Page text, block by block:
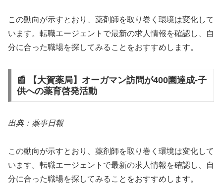
この動向が示すとおり、薬剤師を取り巻く環境は変化して
います。転職エージェントで最新の求人情報を確認し、自
分に合った職場を探してみることをおすすめします。
📰 【大賀薬局】オーガマン訪問が400園達成‐子
供への薬育啓発活動
出典：薬事日報
この動向が示すとおり、薬剤師を取り巻く環境は変化して
います。転職エージェントで最新の求人情報を確認し、自
分に合った職場を探してみることをおすすめします。